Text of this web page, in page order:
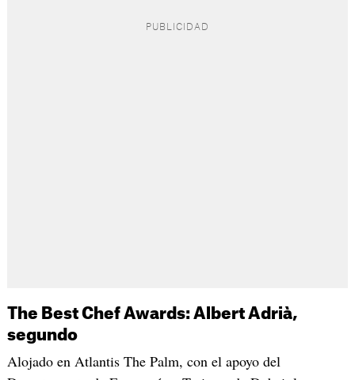
The Best Chef Awards: Albert Adrià,
segundo
Alojado en Atlantis The Palm, con el apoyo del